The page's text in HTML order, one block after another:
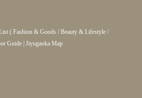
( Fashion & Goods / Beauty & Lifestyle/
Guide| Jiyugaoka Map